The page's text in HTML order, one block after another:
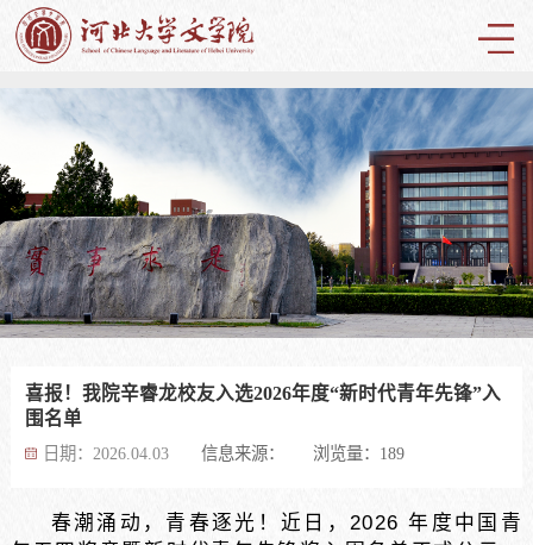
喜报！我院辛睿龙校友入选2026年度“新时代青年先锋”入
喜报！我院辛睿龙校友入选2026年度“新时代青年先锋”入
喜报！我院辛睿龙校友入选2026年度“新时代青年先锋”入
喜报！我院辛睿龙校友入选2026年度“新时代青年先锋”入
喜报！我院辛睿龙校友入选2026年度“新时代青年先锋”入
喜报！我院辛睿龙校友入选2026年度“新时代青年先锋”入
喜报！我院辛睿龙校友入选2026年度“新时代青年先锋”入
喜报！我院辛睿龙校友入选2026年度“新时代青年先锋”入
喜报！我院辛睿龙校友入选2026年度“新时代青年先锋”入
喜报！我院辛睿龙校友入选2026年度“新时代青年先锋”入
喜报！我院辛睿龙校友入选2026年度“新时代青年先锋”入
喜报！我院辛睿龙校友入选2026年度“新时代青年先锋”入
喜报！我院辛睿龙校友入选2026年度“新时代青年先锋”入
喜报！我院辛睿龙校友入选2026年度“新时代青年先锋”入
喜报！我院辛睿龙校友入选2026年度“新时代青年先锋”入
喜报！我院辛睿龙校友入选2026年度“新时代青年先锋”入
喜报！我院辛睿龙校友入选2026年度“新时代青年先锋”入
喜报！我院辛睿龙校友入选2026年度“新时代青年先锋”入
喜报！我院辛睿龙校友入选2026年度“新时代青年先锋”入
喜报！我院辛睿龙校友入选2026年度“新时代青年先锋”入
喜报！我院辛睿龙校友入选2026年度“新时代青年先锋”入
喜报！我院辛睿龙校友入选2026年度“新时代青年先锋”入
喜报！我院辛睿龙校友入选2026年度“新时代青年先锋”入
喜报！我院辛睿龙校友入选2026年度“新时代青年先锋”入
喜报！我院辛睿龙校友入选2026年度“新时代青年先锋”入
喜报！我院辛睿龙校友入选2026年度“新时代青年先锋”入
喜报！我院辛睿龙校友入选2026年度“新时代青年先锋”入
喜报！我院辛睿龙校友入选2026年度“新时代青年先锋”入
喜报！我院辛睿龙校友入选2026年度“新时代青年先锋”入
喜报！我院辛睿龙校友入选2026年度“新时代青年先锋”入
喜报！我院辛睿龙校友入选2026年度“新时代青年先锋”入
喜报！我院辛睿龙校友入选2026年度“新时代青年先锋”入
喜报！我院辛睿龙校友入选2026年度“新时代青年先锋”入
喜报！我院辛睿龙校友入选2026年度“新时代青年先锋”入
喜报！我院辛睿龙校友入选2026年度“新时代青年先锋”入
喜报！我院辛睿龙校友入选2026年度“新时代青年先锋”入
喜报！我院辛睿龙校友入选2026年度“新时代青年先锋”入
喜报！我院辛睿龙校友入选2026年度“新时代青年先锋”入
喜报！我院辛睿龙校友入选2026年度“新时代青年先锋”入
喜报！我院辛睿龙校友入选2026年度“新时代青年先锋”入
喜报！我院辛睿龙校友入选2026年度“新时代青年先锋”入
喜报！我院辛睿龙校友入选2026年度“新时代青年先锋”入
喜报！我院辛睿龙校友入选2026年度“新时代青年先锋”入
喜报！我院辛睿龙校友入选2026年度“新时代青年先锋”入
喜报！我院辛睿龙校友入选2026年度“新时代青年先锋”入
喜报！我院辛睿龙校友入选2026年度“新时代青年先锋”入
喜报！我院辛睿龙校友入选2026年度“新时代青年先锋”入
喜报！我院辛睿龙校友入选2026年度“新时代青年先锋”入
喜报！我院辛睿龙校友入选2026年度“新时代青年先锋”入
喜报！我院辛睿龙校友入选2026年度“新时代青年先锋”入
喜报！我院辛睿龙校友入选2026年度“新时代青年先锋”入
喜报！我院辛睿龙校友入选2026年度“新时代青年先锋”入